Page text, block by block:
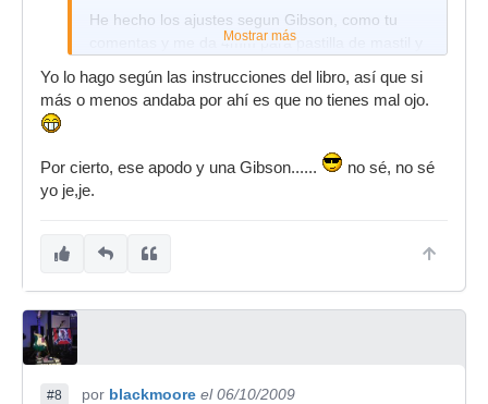
He hecho los ajustes segun Gibson, como tu
comentas y me da 4mm para pastilla de mastil y
osea muy cercano a lo que tenia
Mostrar más
Yo lo hago según las instrucciones del libro, así que si
más o menos andaba por ahí es que no tienes mal ojo.
Por cierto, ese apodo y una Gibson......
no sé, no sé
yo je,je.
#8 por blackmoore el 06/10/2009